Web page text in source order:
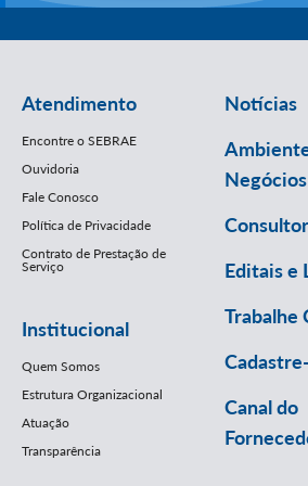
Atendimento
Encontre o SEBRAE
Ouvidoria
Fale Conosco
Política de Privacidade
Contrato de Prestação de
Serviço
Institucional
Quem Somos
Estrutura Organizacional
Atuação
Transparência
Notícias
Negócios
Editais e
Trabalhe
Canal do